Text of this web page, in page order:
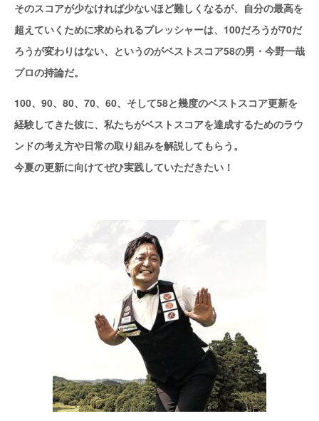
そのスコアが少なければ少ないほど難しくなるが、自分の最高を
超えていくために求められるプレッシャーは、100だろうが70だ
ろうが変わりはない、というのがベストスコア58の男・今野一哉
プロの持論だ。
100、90、80、70、60、そして58と幾度のベストスコア更新を
経験してきた彼に、私たちがベストスコアを達成するためのラウ
ンドの考え方や日常の取り組みを解説してもらう。
今夏の更新に向けてぜひ実践していただきたい！